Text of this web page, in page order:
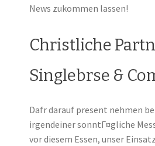
News zukommen lassen!
Christliche
Singlebrse &
Dafr darauf present nehmen
irgendeiner sonntГ¤gliche
vor diesem Essen, unser